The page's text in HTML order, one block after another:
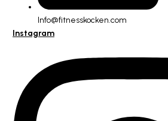
Info@fitnesskocken.com
Instagram